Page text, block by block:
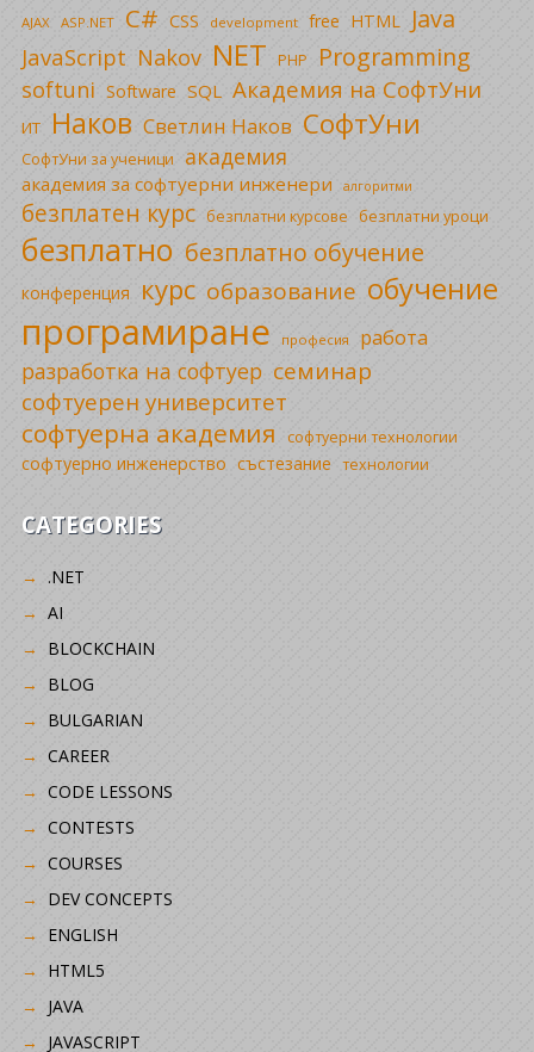
AJAX ASP.NET C# CSS development free HTML Java
JavaScript Nakov NET PHP Programming
softuni Software SQL Академия на СофтУни
ИТ Наков Светлин Наков СофтУни
СофтУни за ученици академия
академия за софтуерни инженери алгоритми
безплатен курс безплатни курсове безплатни уроци
безплатно безплатно обучение
конференция курс образование обучение
програмиране професия работа
разработка на софтуер семинар
софтуерен университет
софтуерна академия софтуерни технологии
софтуерно инженерство състезание технологии
CATEGORIES
.NET
AI
BLOCKCHAIN
BLOG
BULGARIAN
CAREER
CODE LESSONS
CONTESTS
COURSES
DEV CONCEPTS
ENGLISH
HTML5
JAVA
JAVASCRIPT